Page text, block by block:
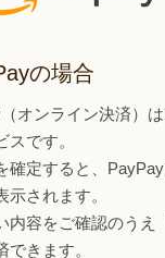
の場合
オンライン決済）
スです。
確定すると、
示されます。
内容をご確認のうえ
できます。